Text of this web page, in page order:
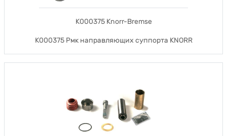
K000375 Knorr-Bremse
K000375 Рмк направляющих суппорта KNORR